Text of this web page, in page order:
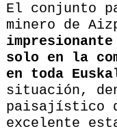
El conjunto
minero de
solo en la
en toda
situación,
paisajístico
excelente